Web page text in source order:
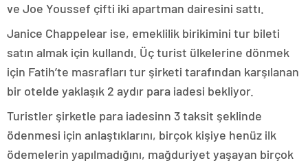
ve Joe Youssef çifti iki apartman dairesini sattı.
Janice Chappelear ise, emeklilik birikimini tur bileti
satın almak için kullandı. Üç turist ülkelerine dönmek
için Fatih’te masrafları tur şirketi tarafından karşılanan
bir otelde yaklaşık 2 aydır para iadesi bekliyor.
Turistler şirketle para iadesinn 3 taksit şeklinde
ödenmesi için anlaştıklarını, birçok kişiye henüz ilk
ödemelerin yapılmadığını, mağduriyet yaşayan birçok